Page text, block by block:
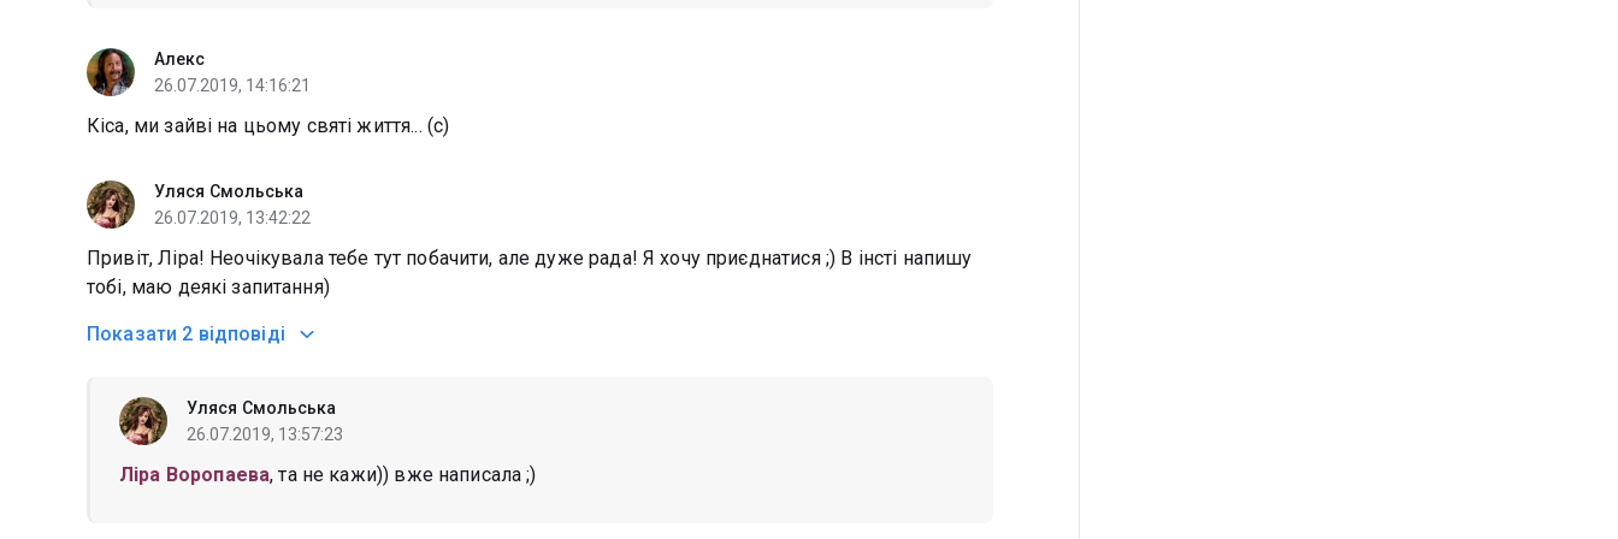
Алекс
26.07.2019, 14:16:21
Кіса, ми зайві на цьому святі життя... (с)
Уляся Смольська
26.07.2019, 13:42:22
Привіт, Ліра! Неочікувала тебе тут побачити, але дуже рада! Я хочу приєднатися ;) В інсті напишу
тобі, маю деякі запитання)
Показати 2 відповіді
Уляся Смольська
26.07.2019, 13:57:23
Лiра Воропаева, та не кажи)) вже написала ;)